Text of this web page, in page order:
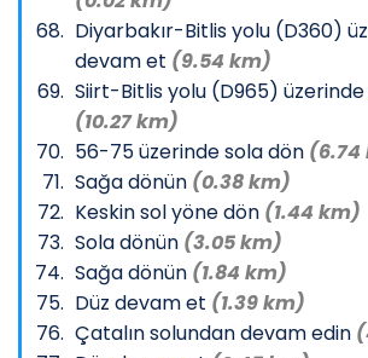
Diyarbakır-Bitlis yolu (D360)
devam et (9.54 km)
Siirt-Bitlis yolu (D965)
(10.27 km)
56-75 üzerinde sola dön (6.74
Sağa dönün (0.38 km)
Keskin sol yöne dön (1.44 km)
Sola dönün (3.05 km)
Sağa dönün (1.84 km)
Düz devam et (1.39 km)
Çatalın solundan devam edin